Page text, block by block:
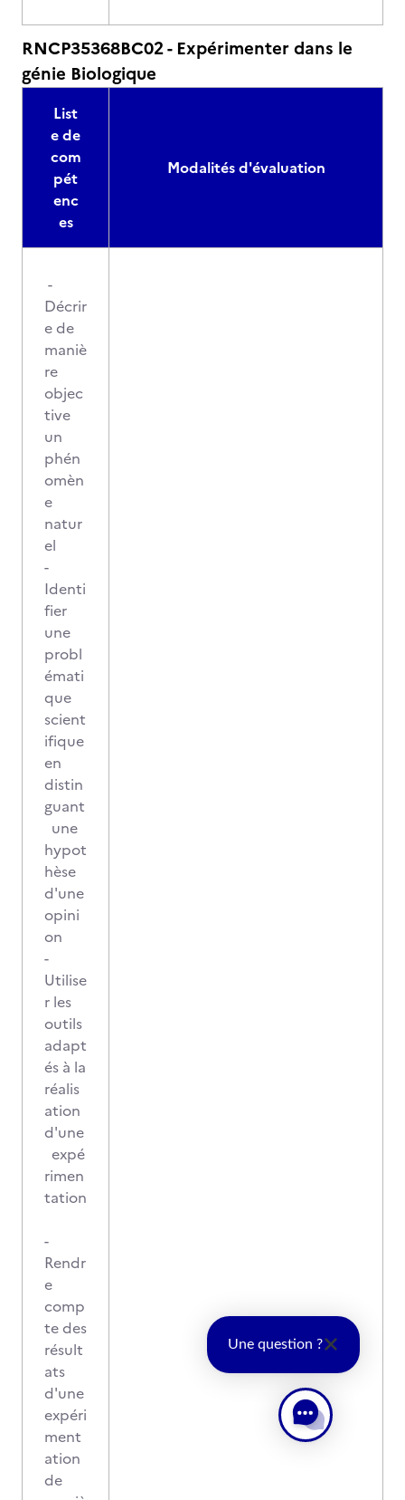
RNCP35368BC02 - Expérimenter dans le
génie Biologique
List
e de
com
pét
enc
es
Modalités d'évaluation
-
Décrir
e de
maniè
re
objec
tive
un
phén
omèn
e
natur
el
-
Identi
fier
une
probl
émati
que
scient
ifique
en
distin
guant
une
hypot
hèse
d'une
opini
on
-
Utilise
r les
outils
adapt
és à la
réalis
ation
d'une
expé
rimen
tation
-
Rendr
e
comp
te des
résult
ats
d'une
expéri
ment
ation
de
Une question ?